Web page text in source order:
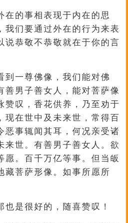
在的事相表现于内在的思
我们要通过外在的行为来表
说恭敬不恭敬就在于你的言
到一尊佛像，我们能对佛
善男子善女人，能对菩萨像
赞叹，香花供养，乃至劝于
现在世中及未来世，常得百
恶事辄闻其耳，何况亲受诸
来世。有善男子善女人。欲
愿。百千万亿等事。但当皈
藏菩萨形像。如事所愿所
是很好的，随喜赞叹！